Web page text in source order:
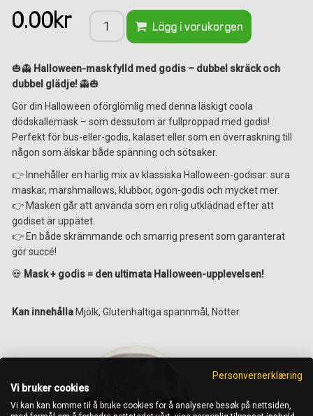
0.00kr Lägg i varukorgen
🎃👻 Halloween-mask fylld med godis – dubbel skräck och
dubbel glädje! 👻🎃
Gör din Halloween oförglömlig med denna läskigt coola
dödskallemask – som dessutom är fullproppad med godis!
Perfekt för bus-eller-godis, kalaset eller som en överraskning till
någon som älskar både spänning och sötsaker.
👉 Innehåller en härlig mix av klassiska Halloween-godisar: sura
maskar, marshmallows, klubbor, ögon-godis och mycket mer.
👉 Masken går att använda som en rolig utklädnad efter att
godiset är uppätet.
👉 En både skrämmande och smarrig present som garanterat
gör succé!
💀 Mask + godis = den ultimata Halloween-upplevelsen!
Kan innehålla Mjölk, Glutenhaltiga spannmål, Nötter
Personvernerklæring
Vi bruker cookies
Vi kan kan komme til å bruke cookies for å analysere besøk på nettsiden,